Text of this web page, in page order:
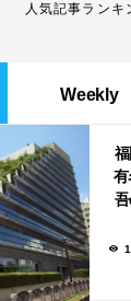
人気記事ランキ
Weekly